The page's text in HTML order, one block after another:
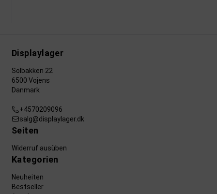
Displaylager
Solbakken 22
6500 Vojens
Danmark
+4570209096
salg@displaylager.dk
Seiten
Widerruf ausüben
Kategorien
Neuheiten
Bestseller